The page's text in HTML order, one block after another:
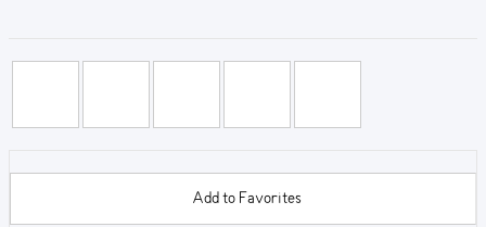
Add to Favorites